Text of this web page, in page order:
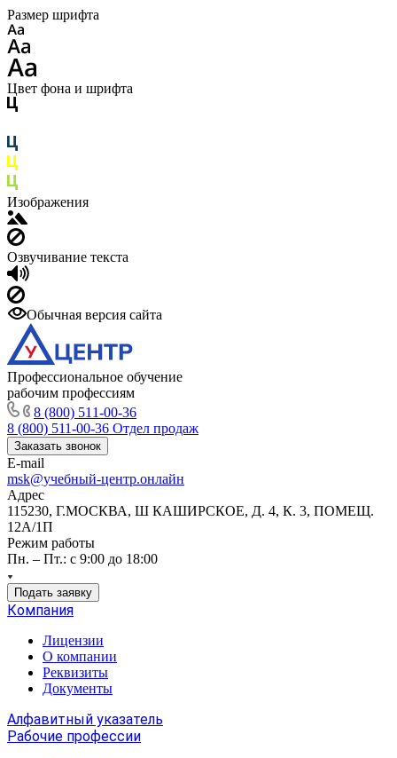
Размер шрифта
Цвет фона и шрифта
Изображения
Озвучивание текста
Обычная версия сайта
Профессиональное обучение
рабочим профессиям
8 (800) 511-00-36
8 (800) 511-00-36 Отдел продаж
Заказать звонок
E-mail
msk@учебный-центр.онлайн
Адрес
115230, Г.МОСКВА, Ш КАШИРСКОЕ, Д. 4, К. 3, ПОМЕЩ.
12А/1П
Режим работы
Пн. – Пт.: с 9:00 до 18:00
Подать заявку
Компания
Лицензии
О компании
Реквизиты
Документы
Алфавитный указатель
Рабочие профессии